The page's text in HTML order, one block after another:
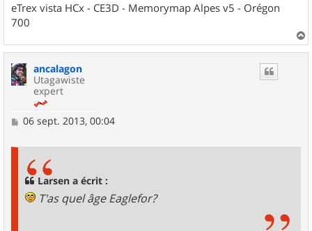
eTrex vista HCx - CE3D - Memorymap Alpes v5 - Orégon
700
a
ancalagon
Utagawiste
expert
M
06 sept. 2013, 00:04
Larsen a écrit :
T'as quel âge Eaglefor?